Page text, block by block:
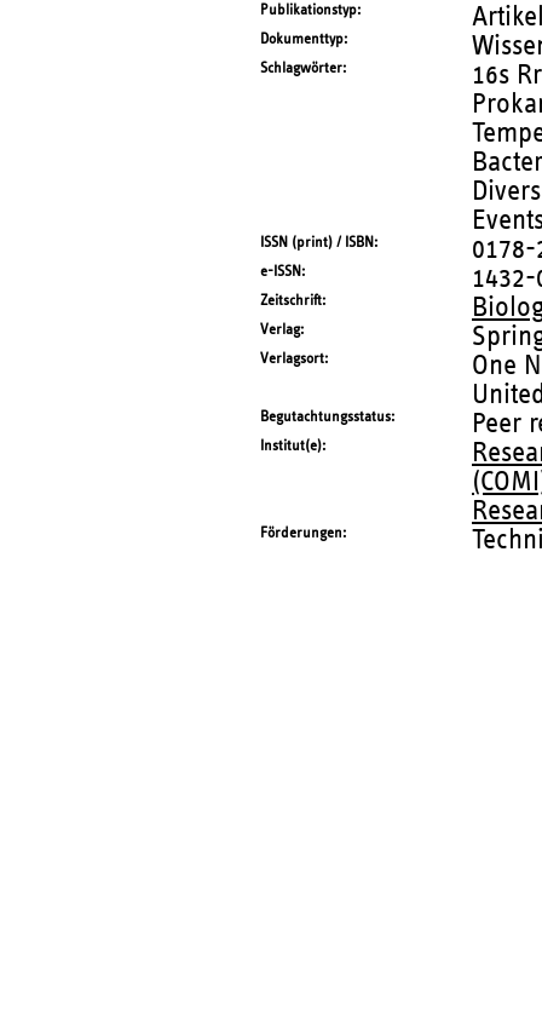
Publikationstyp
Dokumenttyp
Schlagwörter
16s
ISSN (print) / ISBN 0178-
e-ISSN 1432-
Zeitschrift
Verlag
Verlagsort
One
Begutachtungsstatus Peer
Institut(e)
Förderungen